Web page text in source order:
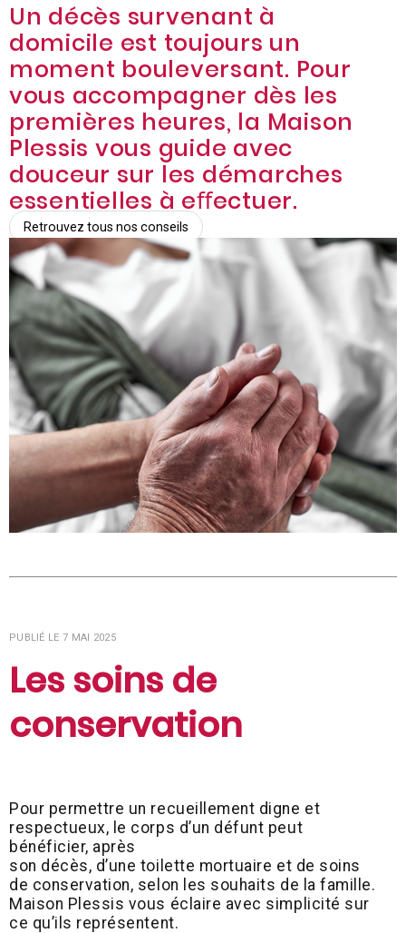
Un décès survenant à
domicile est toujours un
moment bouleversant. Pour
vous accompagner dès les
premières heures, la Maison
Plessis vous guide avec
douceur sur les démarches
essentielles à eﬀectuer.
Retrouvez tous nos conseils
PUBLIÉ LE 7 MAI 2025
Les soins de
conservation
Pour permettre un recueillement digne et
respectueux, le corps d’un défunt peut
bénéficier, après
son décès, d’une toilette mortuaire et de soins
de conservation, selon les souhaits de la famille.
Maison Plessis vous éclaire avec simplicité sur
ce qu’ils représentent.